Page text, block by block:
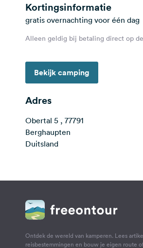
Kortingsinformatie
gratis overnachting voor één dag
Alleen geldig bij betaling direct op
Bekijk camping
Adres
Obertal 5 , 77791
Berghaupten
Duitsland
Ontdek de wereld van kamperen. Lees
reisbestemmingen en bouw je eigen route